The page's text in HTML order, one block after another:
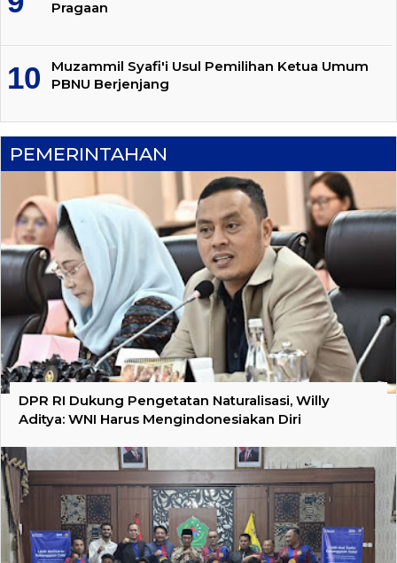
Pragaan
Muzammil Syafi'i Usul Pemilihan Ketua Umum
PBNU Berjenjang
PEMERINTAHAN
DPR RI Dukung Pengetatan Naturalisasi, Willy
Aditya: WNI Harus Mengindonesiakan Diri